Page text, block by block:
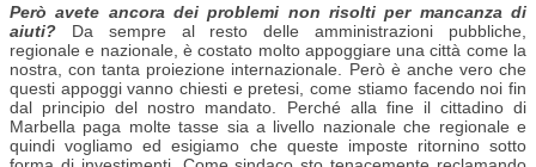
Però avete ancora dei problemi non risolti per mancanza di
aiuti? Da sempre al resto delle amministrazioni pubbliche,
regionale e nazionale, è costato molto appoggiare una città come la
nostra, con tanta proiezione internazionale. Però è anche vero che
questi appoggi vanno chiesti e pretesi, come stiamo facendo noi fin
dal principio del nostro mandato. Perché alla fine il cittadino di
Marbella paga molte tasse sia a livello nazionale che regionale e
quindi vogliamo ed esigiamo che queste imposte ritornino sotto